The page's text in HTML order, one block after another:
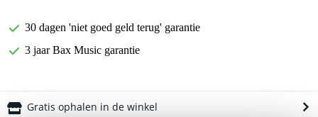
30 dagen 'niet goed geld terug' garantie
3 jaar Bax Music garantie
Gratis ophalen in de winkel